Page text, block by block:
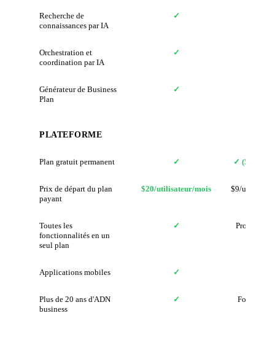
Recherche de
connaissances par IA
✓
Orchestration et
coordination par IA
✓
Générateur de Business
Plan
✓
PLATEFORME
Plan gratuit permanent ✓ ✓ (5
Prix de départ du plan
payant
$20/utilisateur/mois $9/
Toutes les
fonctionnalités en un
seul plan
✓ Produits
Applications mobiles ✓
Plus de 20 ans d'ADN
business
✓ Fondé en